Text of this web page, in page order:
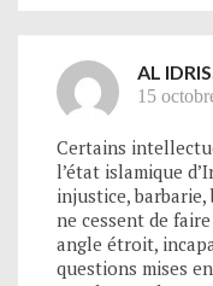
AL
15
Certains
l’état islamique
injustice, barbarie,
ne cessent de
angle étroit,
questions mises